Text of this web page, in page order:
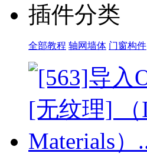
插件分类
全部教程 轴网墙体 门窗构件